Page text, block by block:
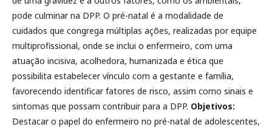
pode culminar na DPP. O pré-natal é a modalidade de
cuidados que congrega múltiplas ações, realizadas por equipe
multiprofissional, onde se inclui o enfermeiro, com uma
atuação incisiva, acolhedora, humanizada e ética que
possibilita estabelecer vínculo com a gestante e família,
favorecendo identificar fatores de risco, assim como sinais e
sintomas que possam contribuir para a DPP. Objetivos:
Destacar o papel do enfermeiro no pré-natal de adolescentes,